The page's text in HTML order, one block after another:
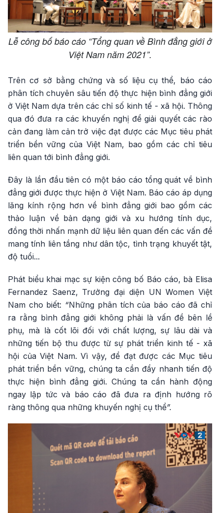
Lễ công bố báo cáo “Tổng quan về Bình đẳng giới ở
Việt Nam năm 2021”.
Trên cơ sở bằng chứng và số liệu cụ thể, báo cáo
phân tích chuyên sâu tiến độ thực hiện bình đẳng giới
ở Việt Nam dựa trên các chỉ số kinh tế - xã hội. Thông
qua đó đưa ra các khuyến nghị để giải quyết các rào
cản đang làm cản trở việc đạt được các Mục tiêu phát
triển bền vững của Việt Nam, bao gồm các chỉ tiêu
liên quan tới bình đẳng giới.
Đây là lần đầu tiên có một báo cáo tổng quát về bình
đẳng giới được thực hiện ở Việt Nam. Báo cáo áp dụng
lăng kính rộng hơn về bình đẳng giới bao gồm các
thảo luận về bản dạng giới và xu hướng tính dục,
đồng thời nhấn mạnh dữ liệu liên quan đến các vấn đề
mang tính liên tầng như dân tộc, tình trạng khuyết tật,
độ tuổi...
Phát biểu khai mạc sự kiện công bố Báo cáo, bà Elisa
Fernandez Saenz, Trưởng đại diện UN Women Việt
Nam cho biết: “Những phân tích của báo cáo đã chỉ
ra rằng bình đẳng giới không phải là vấn đề bên lề
phụ, mà là cốt lõi đối với chất lượng, sự lâu dài và
những tiến bộ thu được từ sự phát triển kinh tế - xã
hội của Việt Nam. Vì vậy, để đạt được các Mục tiêu
phát triển bền vững, chúng ta cần đẩy nhanh tiến độ
thực hiện bình đẳng giới. Chúng ta cần hành động
ngay lập tức và báo cáo đã đưa ra định hướng rõ
ràng thông qua những khuyến nghị cụ thể”.